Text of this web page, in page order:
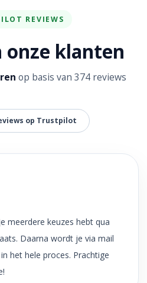
REVIEWS
onze klanten
op basis van 374 reviews
op Trustpilot
meerdere keuzes hebt qua
Daarna wordt je via mail
het hele proces. Prachtige